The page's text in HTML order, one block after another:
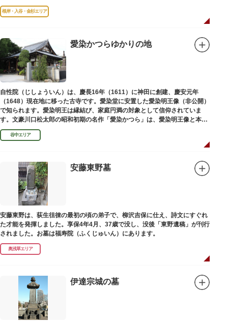
年指定)。
根岸・入谷・金杉エリア
愛染かつらゆかりの地
自性院（じしょういん）は、慶長16年（1611）に神田に創建、慶安元年
（1648）現在地に移った古寺です。愛染堂に安置した愛染明王像（非公開）
で知られます。愛染明王は縁結び、家庭円満の対象として信仰されていま
す。文豪川口松太郎の昭和初期の名作「愛染かつら」は、愛染明王像と本堂
前にあった桂の古木にヒントを得た作品だといわれます。
谷中エリア
安藤東野墓
安藤東野は、荻生徂徠の最初の頃の弟子で、柳沢吉保に仕え、詩文にすぐれ
た才能を発揮しました。享保4年4月、37歳で没し、没後「東野遺稿」が刊行
されました。お墓は福寿院（ふくじゅいん）にあります。
奥浅草エリア
伊達宗城の墓